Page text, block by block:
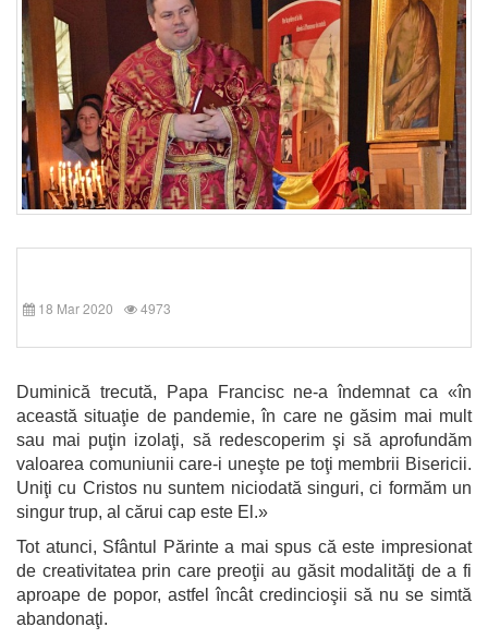
18 Mar 2020 4973
Duminică trecută, Papa Francisc ne-a îndemnat ca «în
această situaţie de pandemie, în care ne găsim mai mult
sau mai puţin izolaţi, să redescoperim şi să aprofundăm
valoarea comuniunii care-i uneşte pe toţi membrii Bisericii.
Uniţi cu Cristos nu suntem niciodată singuri, ci formăm un
singur trup, al cărui cap este El.»
Tot atunci, Sfântul Părinte a mai spus că este impresionat
de creativitatea prin care preoţii au găsit modalităţi de a fi
aproape de popor, astfel încât credincioşii să nu se simtă
abandonaţi.